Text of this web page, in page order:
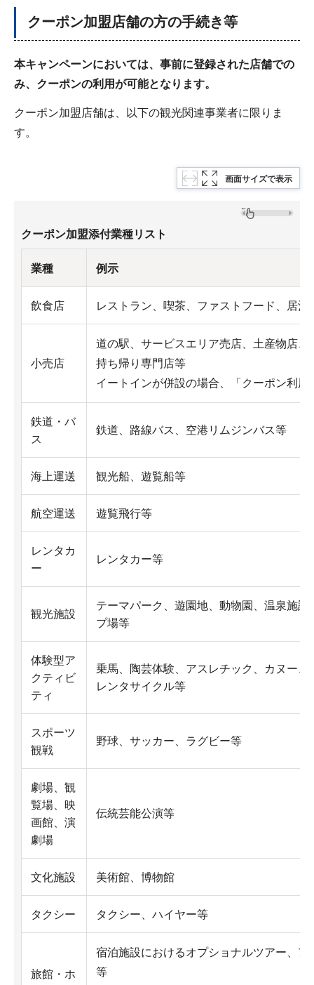
クーポン加盟店舗の方の手続き等
本キャンペーンにおいては、事前に登録された店舗での
み、クーポンの利用が可能となります。
クーポン加盟店舗は、以下の観光関連事業者に限りま
す。
画面サイズで表示
クーポン加盟添付業種リスト
業種 例示
飲食店 レストラン、喫茶、ファストフード、居酒
小売店
道の駅、サービスエリア売店、土産物店
持ち帰り専門店等
イートインが併設の場合、「クーポン利用
鉄道・バ
ス
鉄道、路線バス、空港リムジンバス等
海上運送 観光船、遊覧船等
航空運送 遊覧飛行等
レンタカ
ー
レンタカー等
観光施設
テーマパーク、遊園地、動物園、温泉施
プ場等
体験型ア
クティビ
ティ
乗馬、陶芸体験、アスレチック、カヌー
レンタサイクル等
スポーツ
観戦
野球、サッカー、ラグビー等
劇場、観
覧場、映
画館、演
劇場
伝統芸能公演等
文化施設 美術館、博物館
タクシー タクシー、ハイヤー等
旅館・ホ
宿泊施設におけるオプショナルツアー、
等